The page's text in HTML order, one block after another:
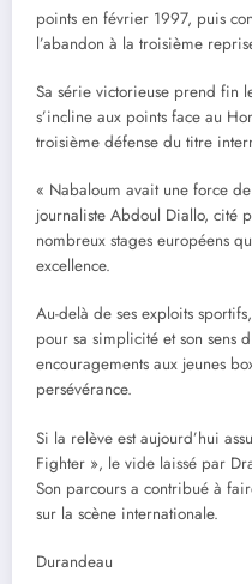
points en février 1997, puis
l’abandon à la troisième
Sa série victorieuse prend fin
s’incline aux points face au
troisième défense du titre
« Nabaloum avait une force
journaliste Abdoul Diallo, cité
nombreux stages européens
excellence.
Au-delà de ses exploits
pour sa simplicité et son sens
encouragements aux jeunes
persévérance.
Si la relève est aujourd’hui
Fighter », le vide laissé par
Son parcours a contribué à
sur la scène internationale.
Durandeau